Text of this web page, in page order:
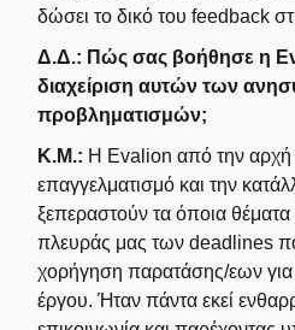
δώσει το δικό του feedback
Δ.Δ.: Πώς σας βοήθησε η
διαχείριση αυτών των
προβληματισμών;
Κ.Μ.: Η Evalion από την αρχή
επαγγελματισμό και την
ξεπεραστούν τα όποια
πλευράς μας των deadlines
χορήγηση παρατάσης/εων
έργου. Ήταν πάντα εκεί